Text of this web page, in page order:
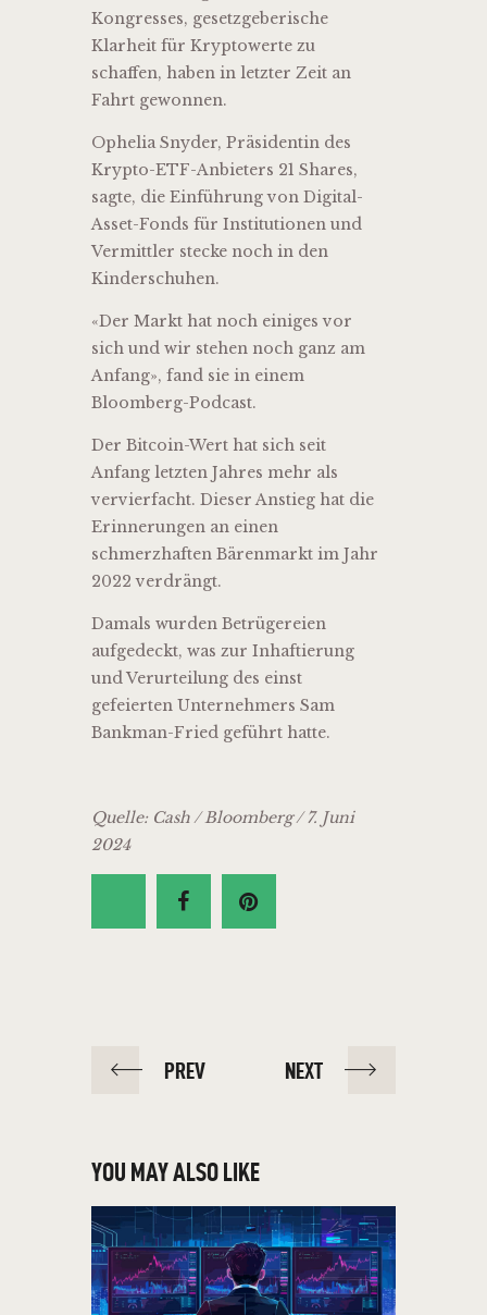
Kongresses, gesetzgeberische
Klarheit für Kryptowerte zu
schaffen, haben in letzter Zeit an
Fahrt gewonnen.
Ophelia Snyder, Präsidentin des
Krypto-ETF-Anbieters 21 Shares,
sagte, die Einführung von Digital-
Asset-Fonds für Institutionen und
Vermittler stecke noch in den
Kinderschuhen.
«Der Markt hat noch einiges vor
sich und wir stehen noch ganz am
Anfang», fand sie in einem
Bloomberg-Podcast.
Der Bitcoin-Wert hat sich seit
Anfang letzten Jahres mehr als
vervierfacht. Dieser Anstieg hat die
Erinnerungen an einen
schmerzhaften Bärenmarkt im Jahr
2022 verdrängt.
Damals wurden Betrügereien
aufgedeckt, was zur Inhaftierung
und Verurteilung des einst
gefeierten Unternehmers Sam
Bankman-Fried geführt hatte.
Quelle: Cash / Bloomberg / 7. Juni
2024
PREV NEXT
YOU MAY ALSO LIKE